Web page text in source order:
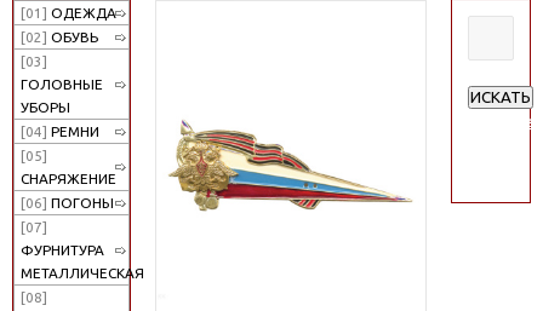
[01] ОДЕЖДА
[02] ОБУВЬ
[03]
ГОЛОВНЫЕ
УБОРЫ
[04] РЕМНИ
[05]
СНАРЯЖЕНИЕ
[06] ПОГОНЫ
[07]
ФУРНИТУРА
МЕТАЛЛИЧЕСКАЯ
[08]
ИСКАТЬ